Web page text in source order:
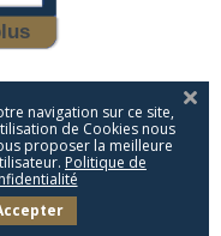
navigation sur ce site,
de Cookies nous
proposer la meilleure
Politique de